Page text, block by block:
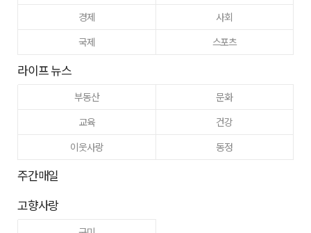
경제
사회
국제
스포츠
라이프 뉴스
부동산
문화
교육
건강
이웃사랑
동정
주간매일
고향사랑